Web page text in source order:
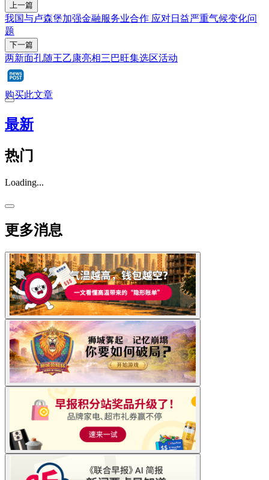
上一篇
我国与卢森堡加强金融服务业合作 应对日益严重气候变化问
题
下一篇
两新面孔随王乙康亮相三巴旺集选区活动
购买此文章
最新
热门
Loading...
更多消息